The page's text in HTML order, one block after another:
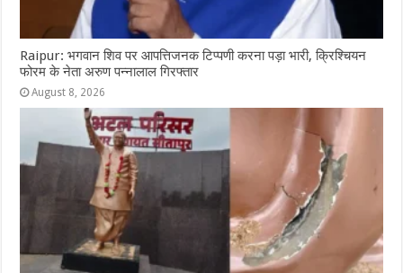
Raipur: भगवान शिव पर आपत्तिजनक टिप्पणी करना पड़ा भारी, क्रिश्चियन
फोरम के नेता अरुण पन्नालाल गिरफ्तार
August 8, 2026